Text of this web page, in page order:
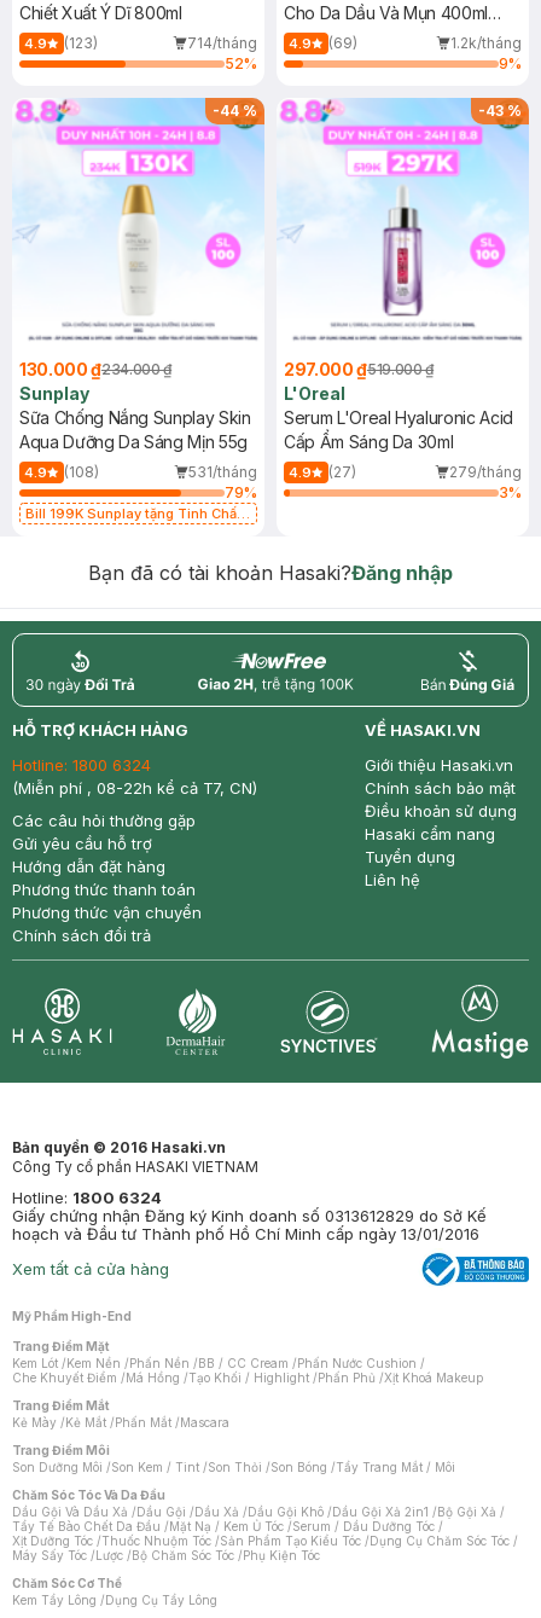
Chiết Xuất Ý Dĩ 800ml
4.9 (123)
714/tháng
52%
Cho Da Dầu Và Mụn 400ml
(Mới)
4.9 (69)
1.2k/tháng
9%
-44%
130.000 ₫234.000 ₫
Sunplay
Sữa Chống Nắng Sunplay Skin
Aqua Dưỡng Da Sáng Mịn 55g
4.9 (108)
531/tháng
79%
Bill 199K Sunplay tặng Tinh Chất
-43%
297.000 ₫519.000 ₫
L'Oreal
Serum L'Oreal Hyaluronic Acid
Cấp Ẩm Sáng Da 30ml
4.9 (27)
279/tháng
3%
Bạn đã có tài khoản Hasaki?Đăng nhập
return nowfree price
HỖ TRỢ KHÁCH HÀNG
Hotline: 1800 6324
(Miễn phí , 08-22h kể cả T7, CN)
Các câu hỏi thường gặp
Gửi yêu cầu hỗ trợ
Hướng dẫn đặt hàng
Phương thức thanh toán
Phương thức vận chuyển
Chính sách đổi trả
VỀ HASAKI.VN
Giới thiệu Hasaki.vn
Chính sách bảo mật
Điều khoản sử dụng
Hasaki cẩm nang
Tuyển dụng
Liên hệ
Bản quyền © 2016 Hasaki.vn
Công Ty cổ phần HASAKI VIETNAM
Hotline: 1800 6324
Giấy chứng nhận Đăng ký Kinh doanh số 0313612829 do Sở Kế
hoạch và Đầu tư Thành phố Hồ Chí Minh cấp ngày 13/01/2016
Xem tất cả cửa hàng
Mỹ Phẩm High-End
Trang Điểm Mặt
Kem Lót /Kem Nền /Phấn Nền /BB / CC Cream /Phấn Nước Cushion /
Che Khuyết Điểm /Má Hồng /Tạo Khối / Highlight /Phấn Phủ /Xịt Khoá Makeup
Trang Điểm Mắt
Kẻ Mày /Kẻ Mắt /Phấn Mắt /Mascara
Trang Điểm Môi
Son Dưỡng Môi /Son Kem / Tint /Son Thỏi /Son Bóng /Tẩy Trang Mắt / Môi
Chăm Sóc Tóc Và Da Đầu
Dầu Gội Và Dầu Xả /Dầu Gội /Dầu Xả /Dầu Gội Khô /Dầu Gội Xả 2in1 /Bộ Gội Xả /
Tẩy Tế Bào Chết Da Đầu /Mặt Nạ / Kem Ủ Tóc /Serum / Dầu Dưỡng Tóc /
Xịt Dưỡng Tóc /Thuốc Nhuộm Tóc /Sản Phẩm Tạo Kiểu Tóc /Dụng Cụ Chăm Sóc Tóc /
Máy Sấy Tóc /Lược /Bộ Chăm Sóc Tóc /Phụ Kiện Tóc
Chăm Sóc Cơ Thể
Kem Tẩy Lông /Dụng Cụ Tẩy Lông